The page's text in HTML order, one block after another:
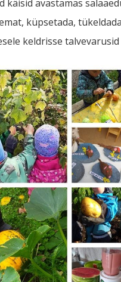
käisid avastamas
küpsetada,
keldrisse